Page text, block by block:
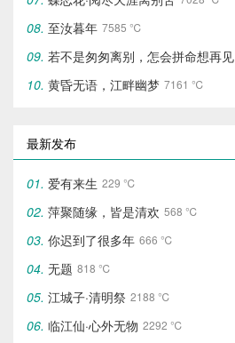
至汝暮年 7585 ℃
若不是匆匆离别，怎会拼命想再见
黄昏无语，江畔幽梦 7161 ℃
最新发布
爱有来生 229 ℃
萍聚随缘，皆是清欢 568 ℃
你迟到了很多年 666 ℃
无题 818 ℃
江城子·清明祭 2188 ℃
临江仙·心外无物‌ 2292 ℃